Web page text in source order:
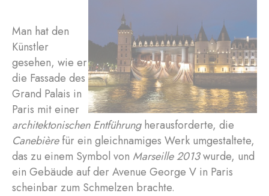
Man hat den
Künstler
gesehen, wie er
die Fassade des
Grand Palais in
Paris mit einer
architektonischen Entführungherausforderte, die
Canebièrefür ein gleichnamiges Werk umgestaltete,
das zu einem Symbol von Marseille 2013wurde, und
ein Gebäude auf der Avenue George V in Paris
scheinbar zum Schmelzen brachte.